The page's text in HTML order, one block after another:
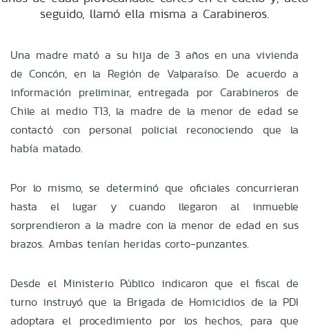
seguido, llamó ella misma a Carabineros.
Una madre mató a su hija de 3 años en una vivienda
de Concón, en la Región de Valparaíso. De acuerdo a
información preliminar, entregada por Carabineros de
Chile al medio T13, la madre de la menor de edad se
contactó con personal policial reconociendo que la
había matado.
Por lo mismo, se determinó que oficiales concurrieran
hasta el lugar y cuando llegaron al inmueble
sorprendieron a la madre con la menor de edad en sus
brazos. Ambas tenían heridas corto-punzantes.
Desde el Ministerio Público indicaron que el fiscal de
turno instruyó que la Brigada de Homicidios de la PDI
adoptara el procedimiento por los hechos, para que